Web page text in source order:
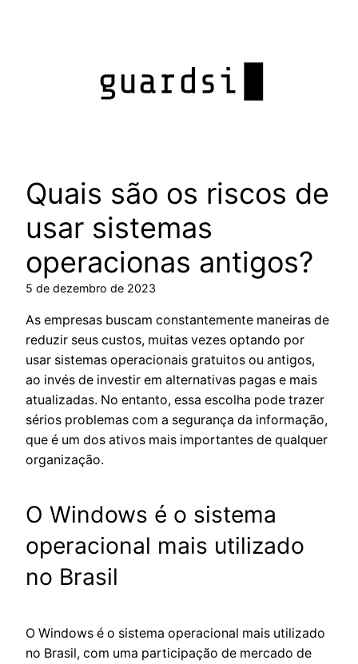
Quais são os riscos de
usar sistemas
operacionas antigos?
5 de dezembro de 2023
As empresas buscam constantemente maneiras de
reduzir seus custos, muitas vezes optando por
usar sistemas operacionais gratuitos ou antigos,
ao invés de investir em alternativas pagas e mais
atualizadas. No entanto, essa escolha pode trazer
sérios problemas com a segurança da informação,
que é um dos ativos mais importantes de qualquer
organização.
O Windows é o sistema
operacional mais utilizado
no Brasil
O Windows é o sistema operacional mais utilizado
no Brasil, com uma participação de mercado de